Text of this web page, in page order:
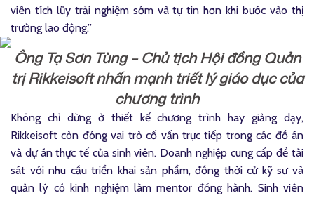
viên tích lũy trải nghiệm sớm và tự tin hơn khi bước vào thị
trường lao động.”
Ông Tạ Sơn Tùng – Chủ tịch Hội đồng Quản
trị Rikkeisoft nhấn mạnh triết lý giáo dục của
chương trình
Không chỉ dừng ở thiết kế chương trình hay giảng dạy,
Rikkeisoft còn đóng vai trò cố vấn trực tiếp trong các đồ án
và dự án thực tế của sinh viên. Doanh nghiệp cung cấp đề tài
sát với nhu cầu triển khai sản phẩm, đồng thời cử kỹ sư và
quản lý có kinh nghiệm làm mentor đồng hành. Sinh viên